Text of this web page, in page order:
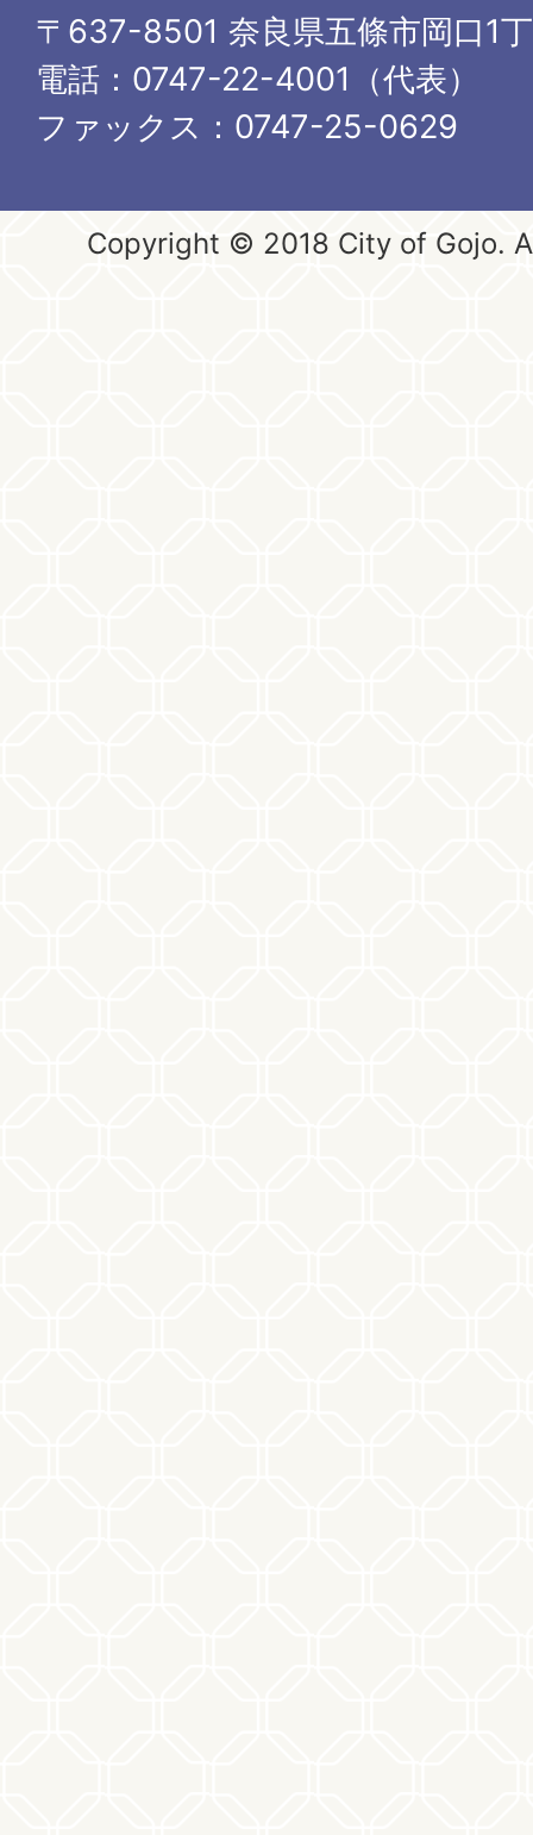
〒637-8501 奈良県五條市岡口1
電話：0747-22-4001（代表）
ファックス：0747-25-0629
Copyright © 2018 City of Gojo.